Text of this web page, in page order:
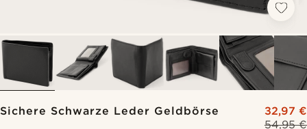
Sichere Schwarze Leder Geldbörse
54,95 €
32,97 €